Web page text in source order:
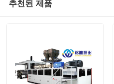
추천된 제품